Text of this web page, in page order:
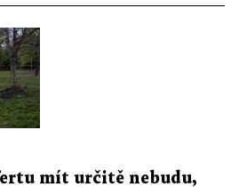
mít určitě nebudu,